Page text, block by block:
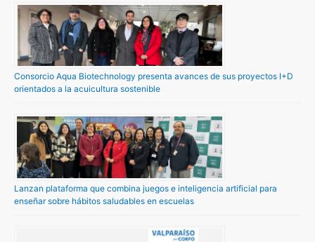
Consorcio Aqua Biotechnology presenta avances de sus proyectos I+D
orientados a la acuicultura sostenible
Lanzan plataforma que combina juegos e inteligencia artificial para
enseñar sobre hábitos saludables en escuelas